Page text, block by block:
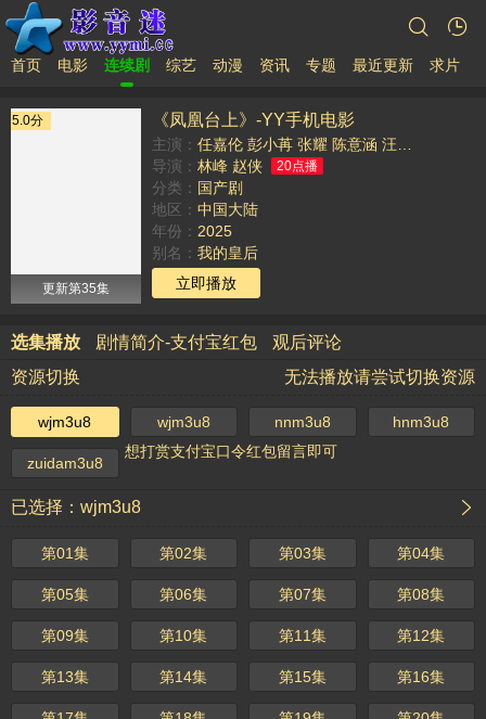
首页 电影 连续剧 综艺 动漫 资讯 专题 最近更新 求片
5.0分
更新第35集
《凤凰台上》-YY手机电影
主演： 任嘉伦 彭小苒 张耀 陈意涵 汪卓成
导演： 林峰 赵侠 20点播
分类： 国产剧
地区： 中国大陆
年份： 2025
别名： 我的皇后
TAG：
立即播放
选集播放 剧情简介-支付宝红包
观后评论
资源切换
无法播放请尝试切换资源
wjm3u8 wjm3u8 nnm3u8 hnm3u8
zuidam3u8
想打赏支付宝口令红包留言即可
已选择：wjm3u8
第01集 第02集 第03集 第04集
第05集 第06集 第07集 第08集
第09集 第10集 第11集 第12集
第13集 第14集 第15集 第16集